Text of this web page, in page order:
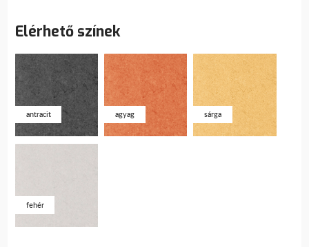
Elérhető színek
antracit agyag sárga
fehér